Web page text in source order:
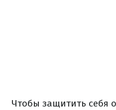
Чтобы защитить себя